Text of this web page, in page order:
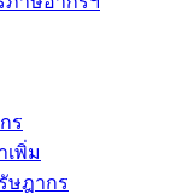
ร
พิ่ม
ษฎากร